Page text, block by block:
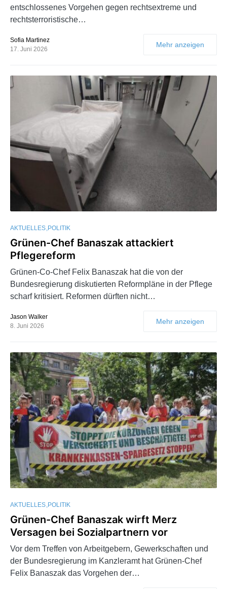
entschlossenes Vorgehen gegen rechtsextreme und
rechtsterroristische…
Sofia Martinez
17. Juni 2026
Mehr anzeigen
AKTUELLES POLITIK
Grünen-Chef Banaszak attackiert
Pflegereform
Grünen-Co-Chef Felix Banaszak hat die von der
Bundesregierung diskutierten Reformpläne in der Pflege
scharf kritisiert. Reformen dürften nicht…
Jason Walker
8. Juni 2026
Mehr anzeigen
AKTUELLES POLITIK
Grünen-Chef Banaszak wirft Merz
Versagen bei Sozialpartnern vor
Vor dem Treffen von Arbeitgebern, Gewerkschaften und
der Bundesregierung im Kanzleramt hat Grünen-Chef
Felix Banaszak das Vorgehen der…